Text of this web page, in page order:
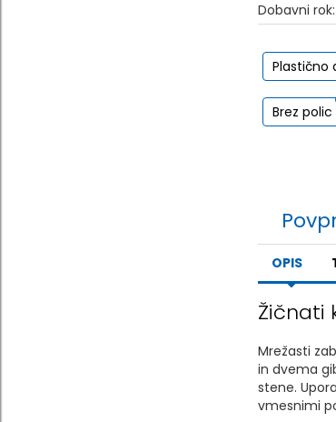
Dobavni rok:
Plastično
Brez polic
OPIS
Žičnati
Mrežasti
in dvema
stene.
vmesnimi